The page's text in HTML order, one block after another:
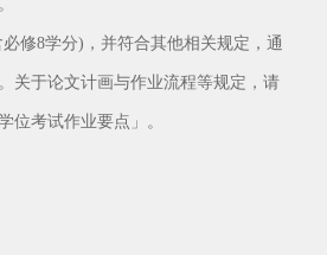
8学分)，并符合其他相关规定，通
关于论文计画与作业流程等规定，请
位考试作业要点」。